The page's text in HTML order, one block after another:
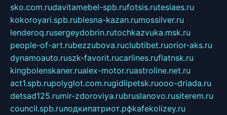
sko.com.rudavitamebel-spb.rufotsis.rutesiaes.ru
kokoroyari.spb.rublesna-kazan.rumossilver.ru
lenderoq.rusergeydobrin.rutochkazvuka.msk.ru
people-of-art.rubezzubova.ruclubtibet.ruorior-aks.ru
dynamoauto.ruszk-favorit.rucarlines.ruflatnsk.ru
kingbolenskaner.rualex-motor.ruastroline.net.ru
act1.spb.rupolyglot.com.rugidlipetsk.ruooo-driada.ru
detsad125.rumir-zdoroviya.rubruslanovo.rusiterem.ru
council.spb.ruлодкипатриот.рфkafekolizey.ru